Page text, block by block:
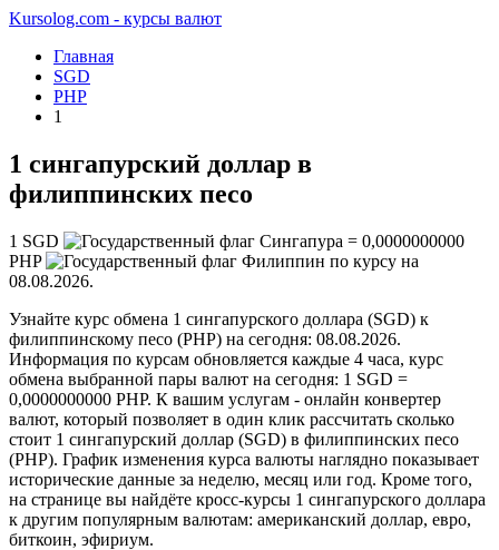
Kursolog.com - курсы валют
Главная
SGD
PHP
1
1 сингапурский доллар в
филиппинских песо
1 SGD = 0,0000000000
PHP
по курсу на
08.08.2026.
Узнайте курс обмена 1 сингапурского доллара (SGD) к
филиппинскому песо (PHP) на сегодня: 08.08.2026.
Информация по курсам обновляется каждые 4 часа, курс
обмена выбранной пары валют на сегодня: 1 SGD =
0,0000000000 PHP. К вашим услугам - онлайн конвертер
валют, который позволяет в один клик рассчитать сколько
стоит 1 сингапурский доллар (SGD) в филиппинских песо
(PHP). График изменения курса валюты наглядно показывает
исторические данные за неделю, месяц или год. Кроме того,
на странице вы найдёте кросс-курсы 1 сингапурского доллара
к другим популярным валютам: американский доллар, евро,
биткоин, эфириум.